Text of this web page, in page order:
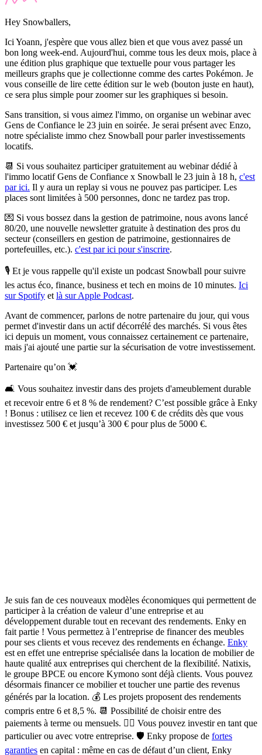
Hey Snowballers,
Ici Yoann, j'espère que vous allez bien et que vous avez passé un
bon long week-end. Aujourd'hui, comme tous les deux mois, place à
une édition plus graphique que textuelle pour vous partager les
meilleurs graphs que je collectionne comme des cartes Pokémon. Je
vous conseille de lire cette édition sur le web (bouton juste en haut),
ce sera plus simple pour zoomer sur les graphiques si besoin.
Sans transition, si vous aimez l'immo, on organise un webinaravec
Gens de Confiance le 23 juin en soirée. Je serai présent avec Enzo,
notre spécialiste immo chez Snowball pour parler investissements
locatifs.
📆 Si vous souhaitez participer gratuitement au webinardédié à
l'immo locatif Gens de Confiance x Snowball le 23 juin à 18 h, c'est
par ici. Il y aura un replay si vous ne pouvez pas participer. Les
places sont limitées à 500 personnes, donc ne tardez pas trop.
💌 Si vous bossez dans la gestion de patrimoine, nous avons lancé
80/20, une nouvelle newsletter gratuite à destination des pros du
secteur (conseillers en gestion de patrimoine, gestionnaires de
portefeuilles, etc.). c'est par ici pour s'inscrire.
🎙️ Et je vous rappelle qu'il existe un podcast Snowball pour suivre
les actus éco, finance, business et tech en moins de 10 minutes. Ici
sur Spotify et là sur Apple Podcast.
Avant de commencer, parlons de notre partenaire du jour, qui vous
permet d'investir dans un actif décorrélé des marchés. Si vous êtes
ici depuis un moment, vous connaissez certainement ce partenaire,
mais j'ai ajouté une partie sur la sécurisation de votre investissement.
Partenaire qu’on 💓
🛋️ Vous souhaitez investir dans des projets d'ameublement durable
et recevoir entre 6 et 8 % de rendement? C’est possible grâce à Enky
! Bonus : utilisez ce lien et recevez 100 € de crédits dès que vous
investissez 500 € et jusqu’à 300 € pour plus de 5000 €.
Je suis fan de ces nouveaux modèles économiques qui permettent de
participer à la création de valeur d’une entreprise et au
développement durable tout en recevant des rendements. Enky en
fait partie ! Vous permettez à l’entreprise de financer des meubles
pour ses clients et vous recevez des rendements en échange. Enky
est en effet une entreprise spécialisée dans la location de mobilier de
haute qualité aux entreprises qui cherchent de la flexibilité. Natixis,
le groupe BPCE ou encore Kymono sont déjà clients. Vous pouvez
désormais financer ce mobilier et toucher une partie des revenus
générés par la location. 💰 Les projets proposent des rendements
compris entre 6 et 8,5 %. 📆 Possibilité de choisir entre des
paiements à terme ou mensuels. 🙋‍♀️ Vous pouvez investir en tant que
particulier ou avec votre entreprise. 🛡️ Enky propose de fortes
garanties en capital : même en cas de défaut d’un client, Enky